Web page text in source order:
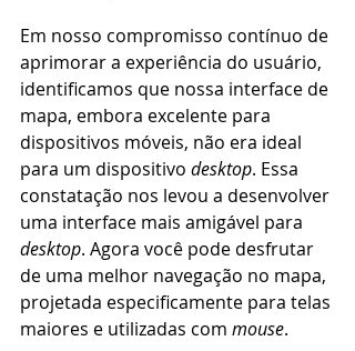
Em nosso compromisso contínuo de
aprimorar a experiência do usuário,
identificamos que nossa interface de
mapa, embora excelente para
dispositivos móveis, não era ideal
para um dispositivo desktop. Essa
constatação nos levou a desenvolver
uma interface mais amigável para
desktop. Agora você pode desfrutar
de uma melhor navegação no mapa,
projetada especificamente para telas
maiores e utilizadas com mouse.